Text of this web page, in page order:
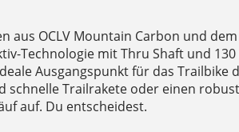
aus OCLV Mountain Carbon und
Technologie mit Thru Shaft und
Ausgangspunkt für das Trailbike
schnelle Trailrakete oder einen
auf. Du entscheidest.